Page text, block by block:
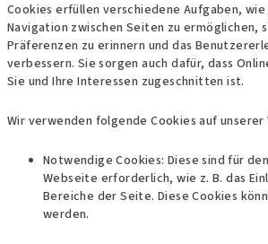
Cookies erfüllen verschiedene Aufgaben,
Navigation zwischen Seiten zu ermöglichen,
Präferenzen zu erinnern und das
verbessern. Sie sorgen auch dafür, dass
Sie und Ihre Interessen zugeschnitten ist.
Wir verwenden folgende Cookies auf unserer
Notwendige Cookies: Diese sind für
Webseite erforderlich, wie z. B. das
Bereiche der Seite. Diese Cookies
werden.